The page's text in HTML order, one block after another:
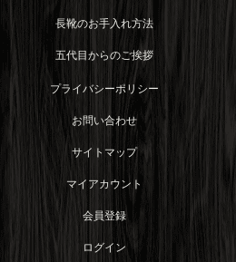
長靴のお手入れ方法
五代目からのご挨拶
プライバシーポリシー
お問い合わせ
サイトマップ
マイアカウント
会員登録
ログイン